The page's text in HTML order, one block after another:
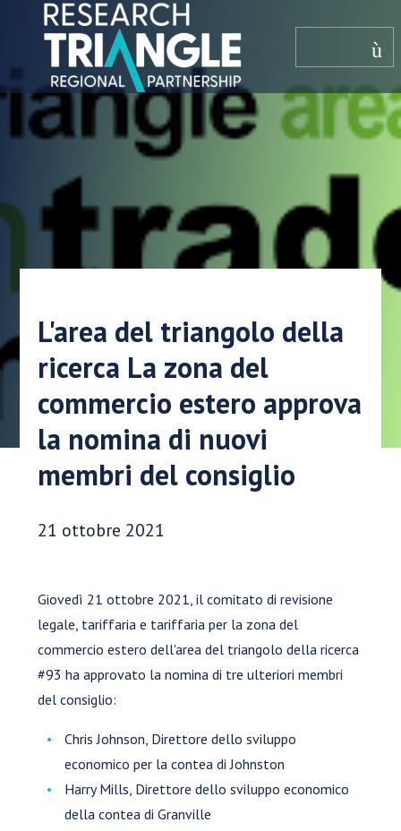
Salta al contenuto
menù
L'area del triangolo della
ricerca La zona del
commercio estero approva
la nomina di nuovi
membri del consiglio
Data di pubblicazione:
21 ottobre 2021
Giovedì 21 ottobre 2021, il comitato di revisione
legale, tariffaria e tariffaria per la zona del
commercio estero dell'area del triangolo della ricerca
#93 ha approvato la nomina di tre ulteriori membri
del consiglio:
Chris Johnson, Direttore dello sviluppo
economico per la contea di Johnston
Harry Mills, Direttore dello sviluppo economico
della contea di Granville